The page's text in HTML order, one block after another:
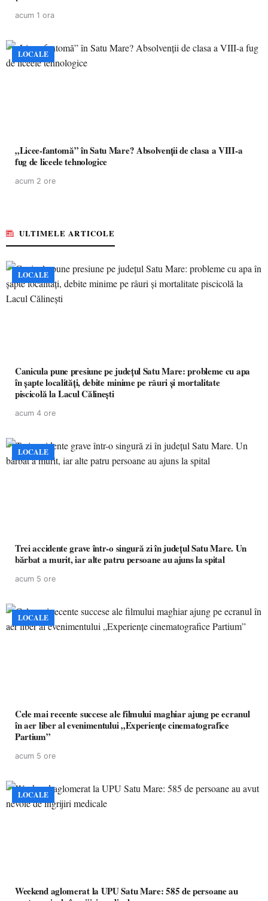
acum 1 ora
LOCALE
„Licee-fantomă” în Satu Mare? Absolvenții de clasa a VIII-a
fug de liceele tehnologice
acum 2 ore
ULTIMELE ARTICOLE
LOCALE
Canicula pune presiune pe județul Satu Mare: probleme cu apa
în șapte localități, debite minime pe râuri și mortalitate
piscicolă la Lacul Călinești
acum 4 ore
LOCALE
Trei accidente grave într-o singură zi în județul Satu Mare. Un
bărbat a murit, iar alte patru persoane au ajuns la spital
acum 5 ore
LOCALE
Cele mai recente succese ale filmului maghiar ajung pe ecranul
în aer liber al evenimentului „Experiențe cinematografice
Partium”
acum 5 ore
LOCALE
Weekend aglomerat la UPU Satu Mare: 585 de persoane au